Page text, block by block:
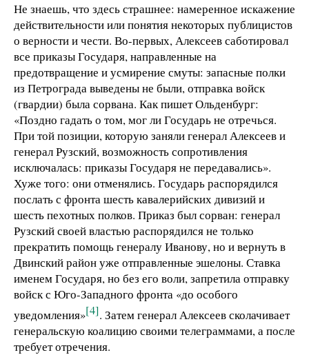
Не знаешь, что здесь страшнее: намеренное искажение
действительности или понятия некоторых публицистов
о верности и чести. Во-первых, Алексеев саботировал
все приказы Государя, направленные на
предотвращение и усмирение смуты: запасные полки
из Петрограда выведены не были, отправка войск
(гвардии) была сорвана. Как пишет Ольденбург:
«Поздно гадать о том, мог ли Государь не отречься.
При той позиции, которую заняли генерал Алексеев и
генерал Рузский, возможность сопротивления
исключалась: приказы Государя не передавались».
Хуже того: они отменялись. Государь распорядился
послать с фронта шесть кавалерийских дивизий и
шесть пехотных полков. Приказ был сорван: генерал
Рузский своей властью распорядился не только
прекратить помощь генералу Иванову, но и вернуть в
Двинский район уже отправленные эшелоны. Ставка
именем Государя, но без его воли, запретила отправку
войск с Юго-Западного фронта «до особого
уведомления»[4]. Затем генерал Алексеев сколачивает
генеральскую коалицию своими телеграммами, а после
требует отречения.